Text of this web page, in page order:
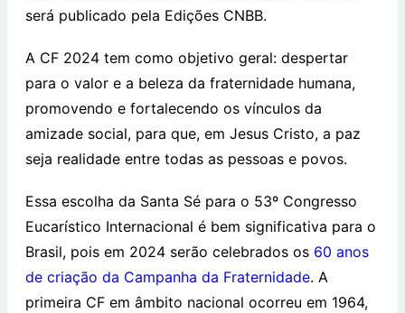
será publicado pela Edições CNBB.
A CF 2024 tem como objetivo geral: despertar
para o valor e a beleza da fraternidade humana,
promovendo e fortalecendo os vínculos da
amizade social, para que, em Jesus Cristo, a paz
seja realidade entre todas as pessoas e povos.
Essa escolha da Santa Sé para o 53º Congresso
Eucarístico Internacional é bem significativa para o
Brasil, pois em 2024 serão celebrados os 60 anos
de criação da Campanha da Fraternidade. A
primeira CF em âmbito nacional ocorreu em 1964,